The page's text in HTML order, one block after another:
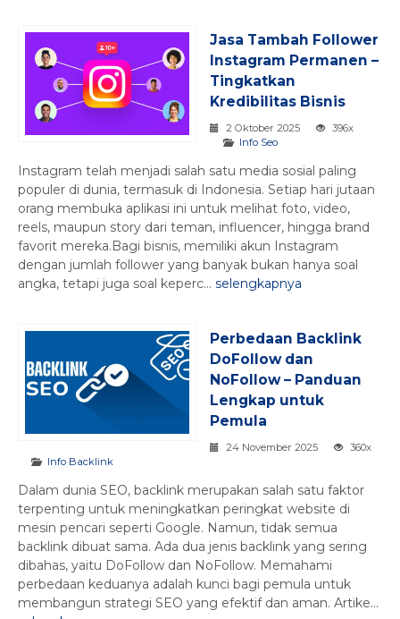
Jasa Tambah Follower
Instagram Permanen –
Tingkatkan
Kredibilitas Bisnis
2 Oktober 2025
396x
Info Seo
Instagram telah menjadi salah satu media sosial paling
populer di dunia, termasuk di Indonesia. Setiap hari jutaan
orang membuka aplikasi ini untuk melihat foto, video,
reels, maupun story dari teman, influencer, hingga brand
favorit mereka.Bagi bisnis, memiliki akun Instagram
dengan jumlah follower yang banyak bukan hanya soal
angka, tetapi juga soal keperc... selengkapnya
Perbedaan Backlink
DoFollow dan
NoFollow – Panduan
Lengkap untuk
Pemula
24 November 2025
360x
Info Backlink
Dalam dunia SEO, backlink merupakan salah satu faktor
terpenting untuk meningkatkan peringkat website di
mesin pencari seperti Google. Namun, tidak semua
backlink dibuat sama. Ada dua jenis backlink yang sering
dibahas, yaitu DoFollow dan NoFollow. Memahami
perbedaan keduanya adalah kunci bagi pemula untuk
membangun strategi SEO yang efektif dan aman. Artike...